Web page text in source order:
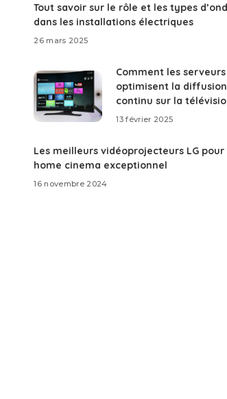
Tout savoir sur le rôle et les types
dans les installations électriques
26 mars 2025
Comment les
optimisent la
continu sur la
13 février 2025
Les meilleurs vidéoprojecteurs LG pour
home cinema exceptionnel
16 novembre 2024